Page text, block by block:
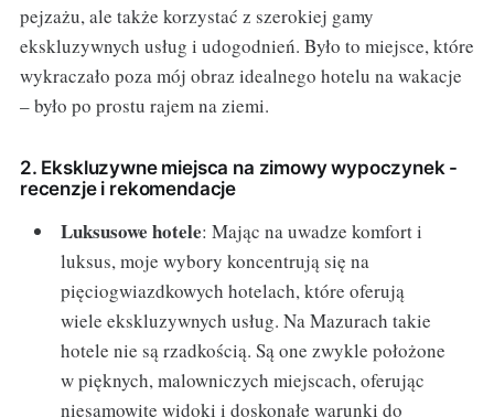
pejzażu, ale także korzystać z szerokiej gamy
ekskluzywnych usług i udogodnień. Było to miejsce, które
wykraczało poza mój obraz idealnego hotelu na wakacje
– było po prostu rajem na ziemi.
2. Ekskluzywne miejsca na zimowy wypoczynek -
recenzje i rekomendacje
Luksusowe hotele: Mając na uwadze komfort i
luksus, moje wybory koncentrują się na
pięciogwiazdkowych hotelach, które oferują
wiele ekskluzywnych usług. Na Mazurach takie
hotele nie są rzadkością. Są one zwykle położone
w pięknych, malowniczych miejscach, oferując
niesamowite widoki i doskonałe warunki do